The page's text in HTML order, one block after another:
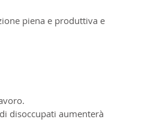
piena e produttiva e
disoccupati aumenterà